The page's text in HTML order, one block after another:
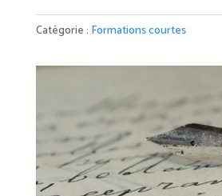
Catégorie : Formations courtes